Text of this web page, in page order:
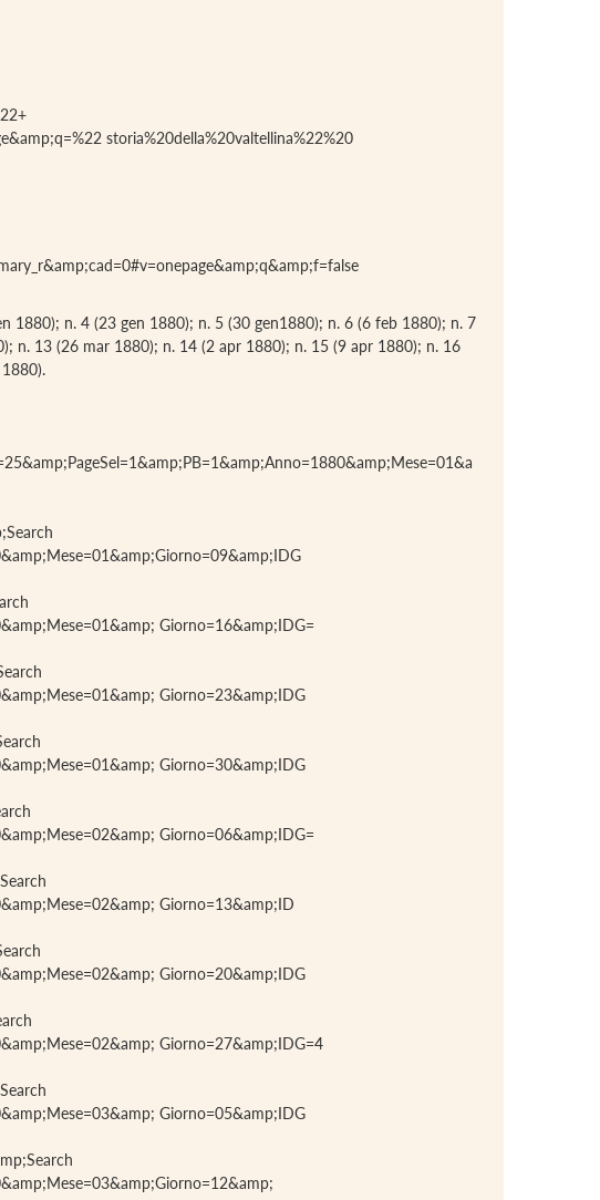
storia%20della%20valtellina%22%20
1880); n. 4 (23 gen 1880); n. 5 (30 gen1880); n. 6 (6 feb 1880); n. 7
n. 13 (26 mar 1880); n. 14 (2 apr 1880); n. 15 (9 apr 1880); n. 16
Giorno=16&amp;IDG=
Giorno=23&amp;IDG
Giorno=30&amp;IDG
Giorno=06&amp;IDG=
Giorno=13&amp;ID
Giorno=20&amp;IDG
Giorno=27&amp;IDG=4
Giorno=05&amp;IDG